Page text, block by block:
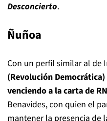
Desconcierto.
Ñuñoa
Con un perfil similar al de
(Revolución
venciendo a la carta de RN
Benavides, con quien el
mantener la presencia de